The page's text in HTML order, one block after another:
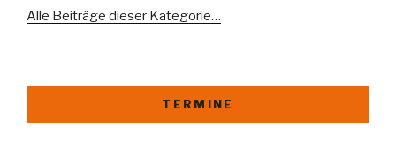
Alle Beiträge dieser Kategorie…
TERMINE